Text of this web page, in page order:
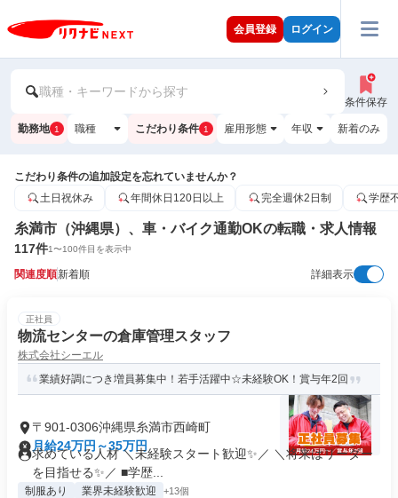
会員登録 ログイン
職種・キーワードから探す
条件保存
勤務地 1 職種 こだわり条件 1 雇用形態 年収 新着のみ
こだわり条件の追加設定を忘れていませんか？
土日祝休み
年間休日120日以上 完全週休2日制 学歴
糸満市（沖縄県）、車・バイク通勤OKの転職・求人情報
117件1〜100件目を表示中
関連度順新着順 詳細表示
正社員
物流センターの倉庫管理スタッフ
株式会社シーエル
業績好調につき増員募集中！若手活躍中☆未経験OK！賞与年2回
〒901-0306沖縄県糸満市西崎町
月給24万円～35万円
求めている人材 ＼未経験スタート歓迎✨／ ＼将来はリーダー
を目指せる✨／ ■学歴...
制服あり 業界未経験歓迎 +13個